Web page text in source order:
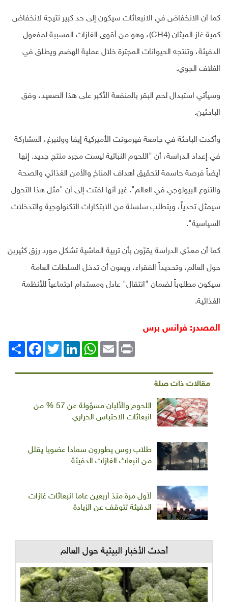
كما أن الانخفاض في الانبعاثات سيكون إلى حد كبير نتيجة لانخفاض
كمية غاز الميثان (CH4)، وهو من أقوى الغازات المسببة لمفعول
الدفيئة، وتنتجه الحيوانات المجترة خلال عملية الهضم ويطلق في
الغلاف الجوي.
وسيأتي استبدال لحم البقر بالمنفعة الأكبر على هذا الصعيد، وفق
الباحثين.
وأكدت الباحثة في جامعة فيرمونت الأميركية إيفا وولنبرغ، المشاركة
في إعداد الدراسة، أن "اللحوم النباتية ليست مجرد منتج جديد. إنها
أيضاً فرصة حاسمة لتحقيق أهداف المناخ والأمن الغذائي والصحة
والتنوع البيولوجي في العالم". غير أنها لفتت إلى أن "مثل هذا التحول
سيمثل تحدياً، ويتطلب سلسلة من الابتكارات التكنولوجية والتدخلات
السياسية".
كما أن معدّي الدراسة يقرّون بأن تربية الماشية تشكل مورد رزق كثيرين
حول العالم، وتحديداً الفقراء، ويعون أن تدخل السلطات العامة
سيكون مطلوباً لضمان "انتقال" عادل ومستدام اجتماعياً للأنظمة
الغذائية.
المصدر: فرانس برس
انشر
FacebookTwitterLinkedIn
WhatsAppEmail Print
مقالات ذات صلة
اللحوم والألبان مسؤولة عن 57 % من
انبعاثات الاحتباس الحراري
طلاب روس يطورون سمادا عضويا يقلل
من انبعاث الغازات الدفيئة
لأول مرة منذ أربعين عاما انبعاثات غازات
الدفيئة تتوقف عن الزيادة
أحدث الأخبار البيئية حول العالم